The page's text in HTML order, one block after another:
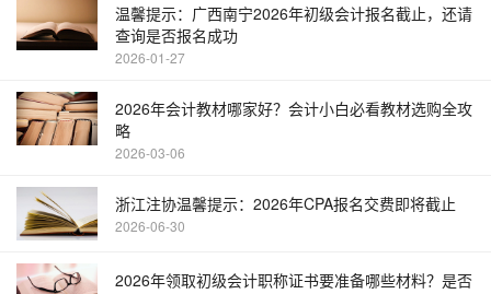
温馨提示：广西南宁2026年初级会计报名截止，还请
查询是否报名成功
2026-01-27
2026年会计教材哪家好？会计小白必看教材选购全攻
略
2026-03-06
浙江注协温馨提示：2026年CPA报名交费即将截止
2026-06-30
2026年领取初级会计职称证书要准备哪些材料？是否